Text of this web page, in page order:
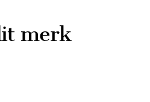
merk